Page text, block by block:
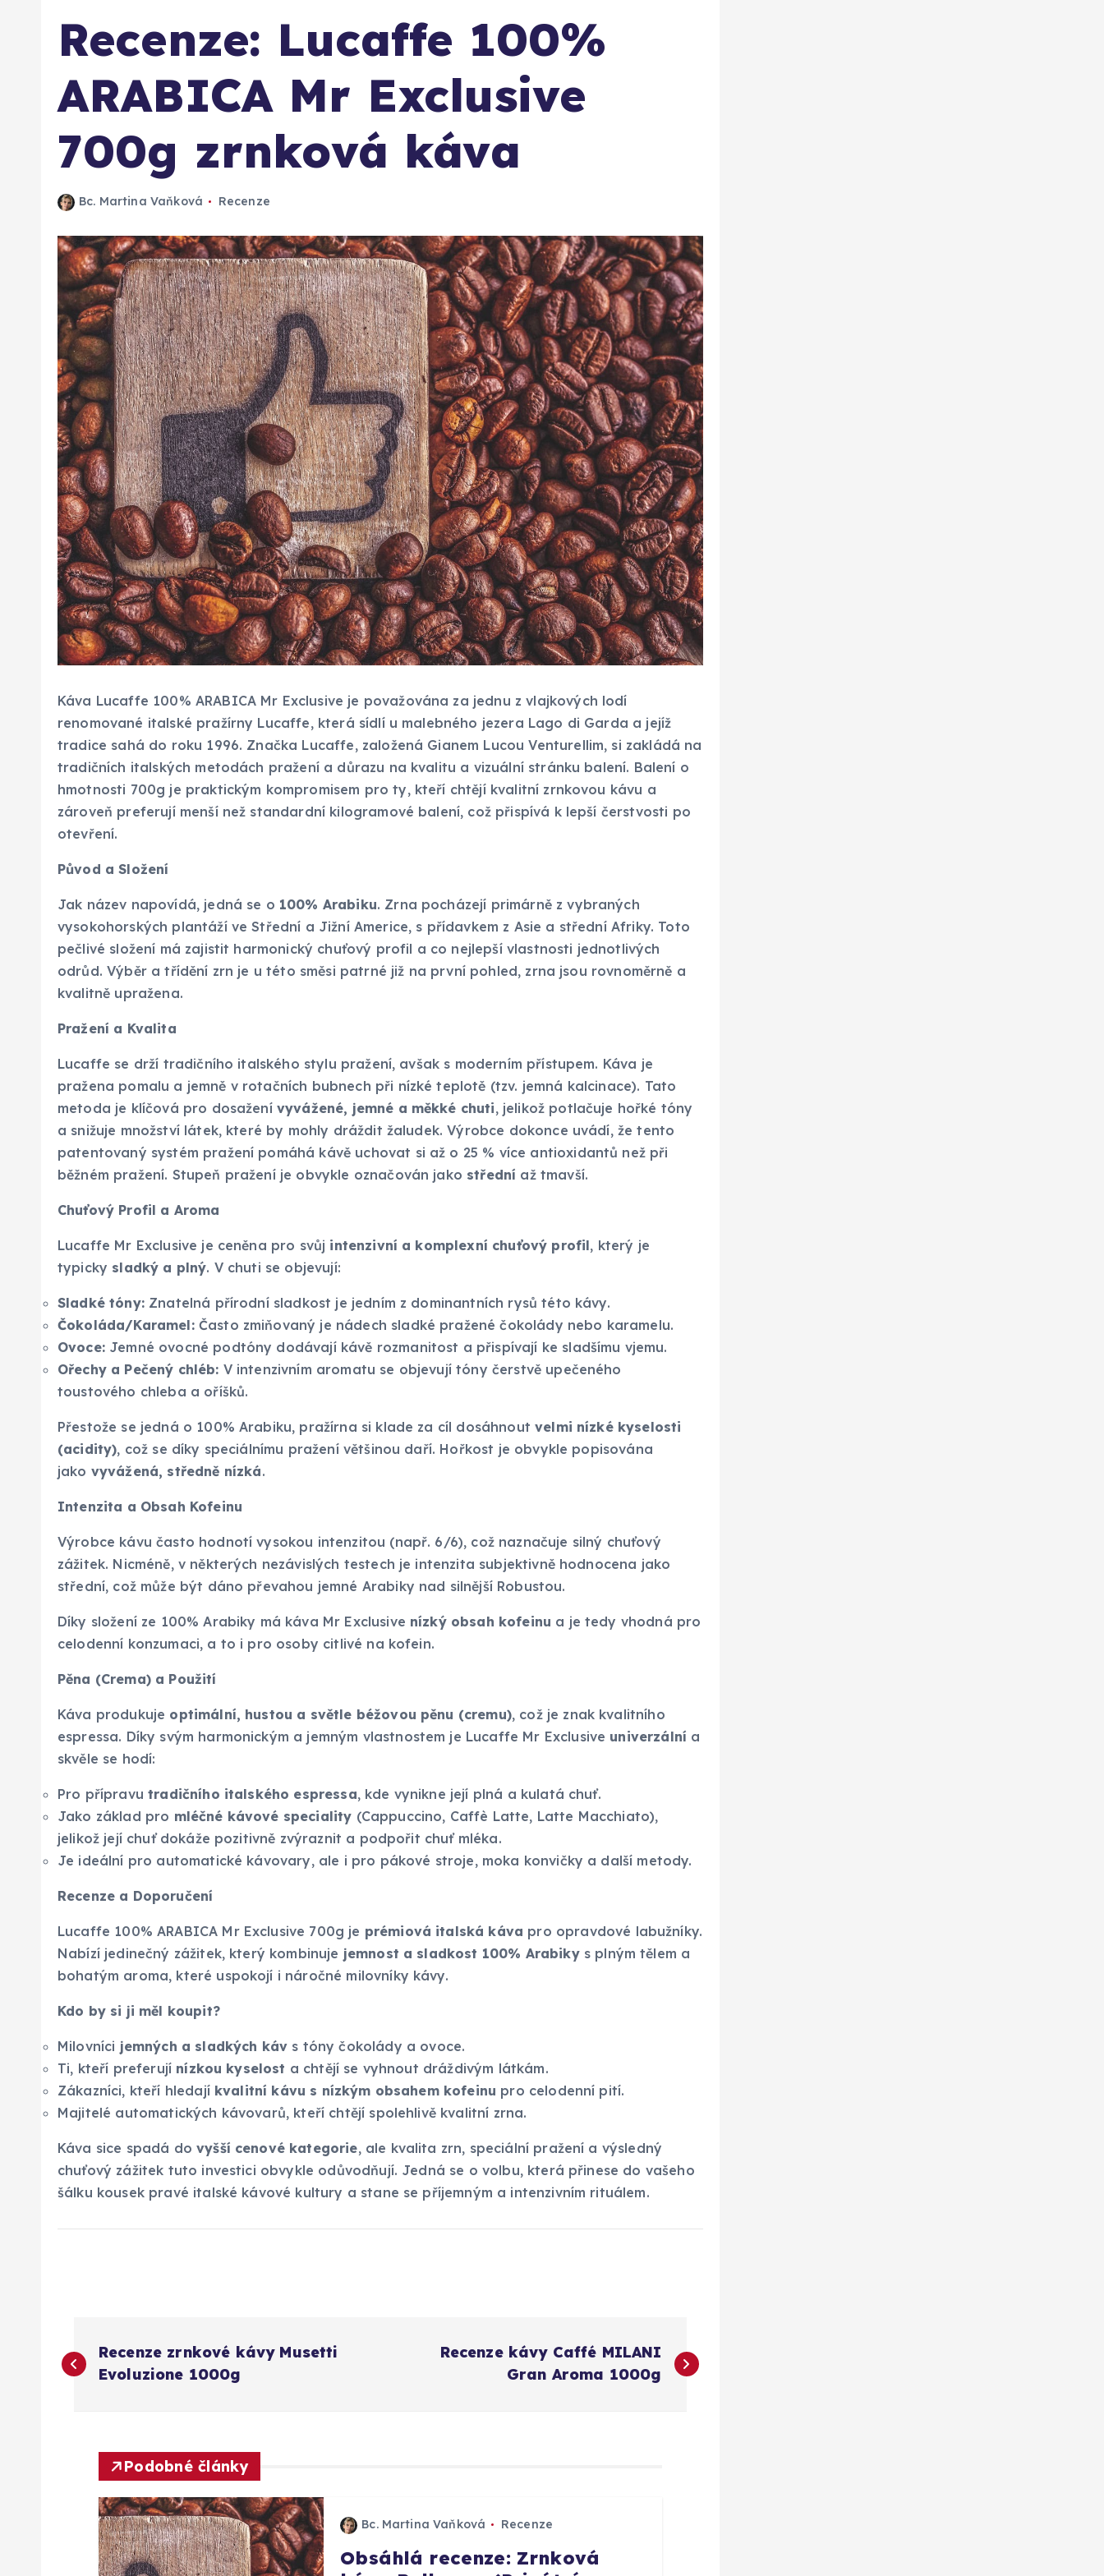
Recenze: Lucaffe 100%
ARABICA Mr Exclusive
700g zrnková káva
Bc. Martina Vaňková Recenze
Káva Lucaffe 100% ARABICA Mr Exclusive je považována za jednu z vlajkových lodí
renomované italské pražírny Lucaffe, která sídlí u malebného jezera Lago di Garda a jejíž
tradice sahá do roku 1996. Značka Lucaffe, založená Gianem Lucou Venturellim, si zakládá na
tradičních italských metodách pražení a důrazu na kvalitu a vizuální stránku balení. Balení o
hmotnosti 700g je praktickým kompromisem pro ty, kteří chtějí kvalitní zrnkovou kávu a
zároveň preferují menší než standardní kilogramové balení, což přispívá k lepší čerstvosti po
otevření.
Původ a Složení
Jak název napovídá, jedná se o 100% Arabiku. Zrna pocházejí primárně z vybraných
vysokohorských plantáží ve Střední a Jižní Americe, s přídavkem z Asie a střední Afriky. Toto
pečlivé složení má zajistit harmonický chuťový profil a co nejlepší vlastnosti jednotlivých
odrůd. Výběr a třídění zrn je u této směsi patrné již na první pohled, zrna jsou rovnoměrně a
kvalitně upražena.
Pražení a Kvalita
Lucaffe se drží tradičního italského stylu pražení, avšak s moderním přístupem. Káva je
pražena pomalu a jemně v rotačních bubnech při nízké teplotě (tzv. jemná kalcinace). Tato
metoda je klíčová pro dosažení vyvážené, jemné a měkké chuti, jelikož potlačuje hořké tóny
a snižuje množství látek, které by mohly dráždit žaludek. Výrobce dokonce uvádí, že tento
patentovaný systém pražení pomáhá kávě uchovat si až o 25 % více antioxidantů než při
běžném pražení. Stupeň pražení je obvykle označován jako střední až tmavší.
Chuťový Profil a Aroma
Lucaffe Mr Exclusive je ceněna pro svůj intenzivní a komplexní chuťový profil, který je
typicky sladký a plný. V chuti se objevují:
Sladké tóny:Znatelná přírodní sladkost je jedním z dominantních rysů této kávy.
Čokoláda/Karamel:Často zmiňovaný je nádech sladké pražené čokolády nebo karamelu.
Ovoce:Jemné ovocné podtóny dodávají kávě rozmanitost a přispívají ke sladšímu vjemu.
Ořechy a Pečený chléb: V intenzivním aromatu se objevují tóny čerstvě upečeného
toustového chleba a oříšků.
Přestože se jedná o 100% Arabiku, pražírna si klade za cíl dosáhnoutvelmi nízké kyselosti
(acidity), což se díky speciálnímu pražení většinou daří. Hořkost je obvykle popisována
jako vyvážená, středně nízká.
Intenzita a Obsah Kofeinu
Výrobce kávu často hodnotí vysokou intenzitou (např. 6/6), což naznačuje silný chuťový
zážitek. Nicméně, v některých nezávislých testech je intenzita subjektivně hodnocena jako
střední, což může být dáno převahou jemné Arabiky nad silnější Robustou.
Díky složení ze 100% Arabiky má káva Mr Exclusive nízký obsah kofeinu a je tedy vhodná pro
celodenní konzumaci, a to i pro osoby citlivé na kofein.
Pěna (Crema) a Použití
Káva produkuje optimální, hustou a světle béžovou pěnu (cremu), což je znak kvalitního
espressa. Díky svým harmonickým a jemným vlastnostem je Lucaffe Mr Exclusive univerzální a
skvěle se hodí:
Pro přípravutradičního italského espressa, kde vynikne její plná a kulatá chuť.
Jako základ pro mléčné kávové speciality (Cappuccino, Caffè Latte, Latte Macchiato),
jelikož její chuť dokáže pozitivně zvýraznit a podpořit chuť mléka.
Je ideální pro automatické kávovary, ale i pro pákové stroje, moka konvičky a další metody.
Recenze a Doporučení
Lucaffe 100% ARABICA Mr Exclusive 700g je prémiová italská káva pro opravdové labužníky.
Nabízí jedinečný zážitek, který kombinuje jemnost a sladkost 100% Arabikys plným tělem a
bohatým aroma, které uspokojí i náročné milovníky kávy.
Kdo by si ji měl koupit?
Milovníci jemných a sladkých káv s tóny čokolády a ovoce.
Ti, kteří preferují nízkou kyselost a chtějí se vyhnout dráždivým látkám.
Zákazníci, kteří hledají kvalitní kávu s nízkým obsahem kofeinu pro celodenní pití.
Majitelé automatických kávovarů, kteří chtějí spolehlivě kvalitní zrna.
Káva sice spadá dovyšší cenové kategorie, ale kvalita zrn, speciální pražení a výsledný
chuťový zážitek tuto investici obvykle odůvodňují. Jedná se o volbu, která přinese do vašeho
šálku kousek pravé italské kávové kultury a stane se příjemným a intenzivním rituálem.
N
a
Recenze zrnkové kávy Musetti
Evoluzione 1000g
Recenze kávy Caffé MILANI
Gran Aroma 1000g
Podobné články
Bc. Martina Vaňková Recenze
Obsáhlá recenze: Zrnková